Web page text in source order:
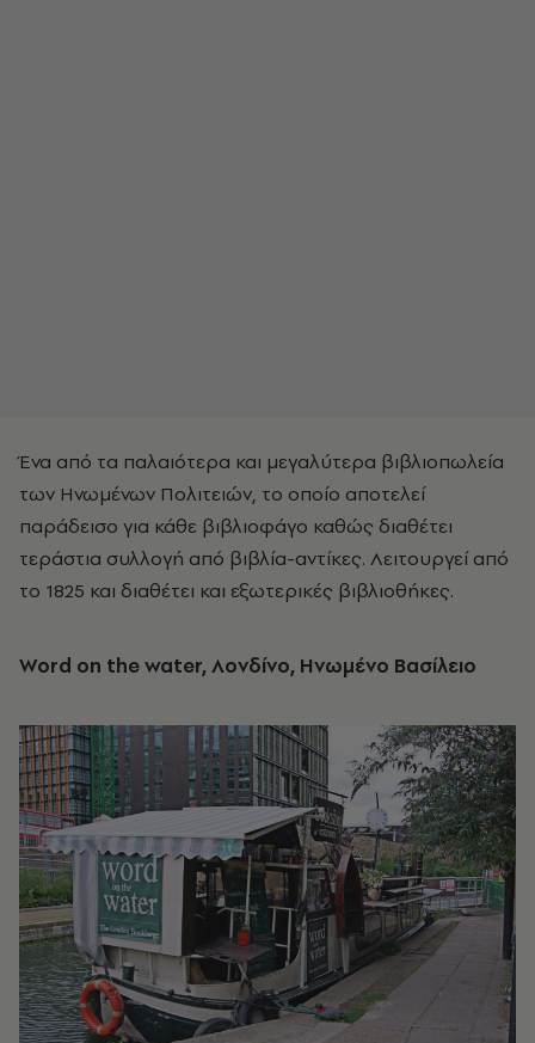
Ένα από τα παλαιότερα και μεγαλύτερα βιβλιοπωλεία
των Ηνωμένων Πολιτειών, το οποίο αποτελεί
παράδεισο για κάθε βιβλιοφάγο καθώς διαθέτει
τεράστια συλλογή από βιβλία-αντίκες. Λειτουργεί από
το 1825 και διαθέτει και εξωτερικές βιβλιοθήκες.
Word οn the water, Λονδίνο, Ηνωμένο Βασίλειο